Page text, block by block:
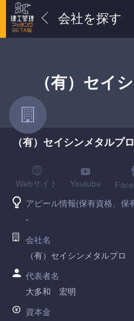
会社を探す
（有）セイ
（有）セイシンメタルプロ
Webサイト Youtube
アピール情報(保有資格、保
-
会社名
（有）セイシンメタルプロ
代表者名
大多和 宏明
資本金